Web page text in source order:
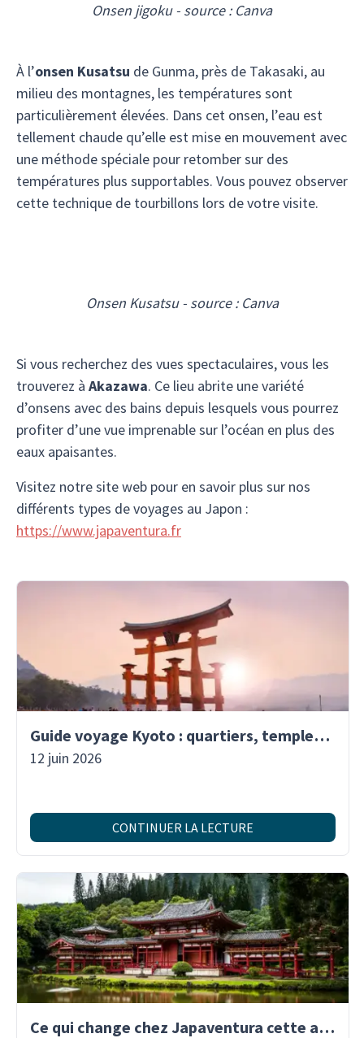
Onsen jigoku - source : Canva
À l’onsen Kusatsu de Gunma, près de Takasaki, au
milieu des montagnes, les températures sont
particulièrement élevées. Dans cet onsen, l’eau est
tellement chaude qu’elle est mise en mouvement avec
une méthode spéciale pour retomber sur des
températures plus supportables. Vous pouvez observer
cette technique de tourbillons lors de votre visite.
Onsen Kusatsu - source : Canva
Si vous recherchez des vues spectaculaires, vous les
trouverez à Akazawa. Ce lieu abrite une variété
d’onsens avec des bains depuis lesquels vous pourrez
profiter d’une vue imprenable sur l’océan en plus des
eaux apaisantes.
Visitez notre site web pour en savoir plus sur nos
différents types de voyages au Japon :
https://www.japaventura.fr
Guide voyage Kyoto : quartiers, temples & traditions | Japaventura
12 juin 2026
CONTINUER LA LECTURE
Ce qui change chez Japaventura cette année : encore plus de Japon à explorer !